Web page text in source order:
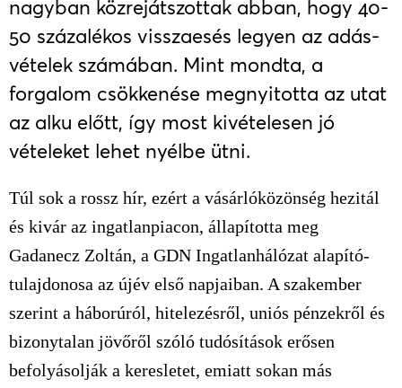
nagyban közrejátszottak abban, hogy 40-
50 százalékos visszaesés legyen az adás-
vételek számában. Mint mondta, a
forgalom csökkenése megnyitotta az utat
az alku előtt, így most kivételesen jó
vételeket lehet nyélbe ütni.
Túl sok a rossz hír, ezért a vásárlóközönség hezitál
és kivár az ingatlanpiacon, állapította meg
Gadanecz Zoltán, a GDN Ingatlanhálózat alapító-
tulajdonosa az újév első napjaiban. A szakember
szerint a háborúról, hitelezésről, uniós pénzekről és
bizonytalan jövőről szóló tudósítások erősen
befolyásolják a keresletet, emiatt sokan más